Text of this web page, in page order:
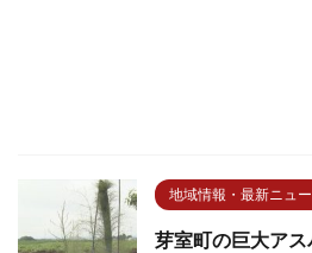
地域情報・最新ニュ
芽室町の巨大ア